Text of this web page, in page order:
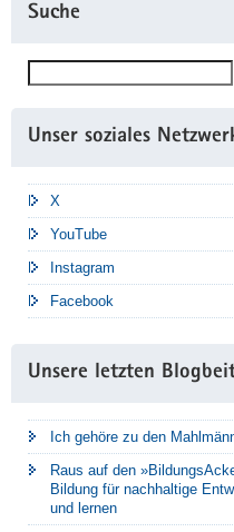
Suche
Unser soziales
X
YouTube
Instagram
Facebook
Unsere letzten
Ich gehöre zu den
Raus auf den
Bildung für nachhaltige
und lernen